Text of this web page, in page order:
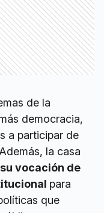
de la
democracia,
a participar de
la casa
vocación de
para
que